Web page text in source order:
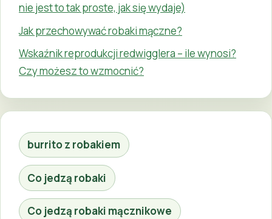
nie jest to tak proste, jak się wydaje)
Jak przechowywać robaki mączne?
Wskaźnik reprodukcji redwigglera – ile wynosi?
Czy możesz to wzmocnić?
burrito z robakiem
Co jedzą robaki
Co jedzą robaki mącznikowe